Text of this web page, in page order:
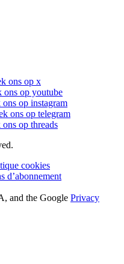
ons op x
ons op youtube
ons op instagram
ons op telegram
op threads
cookies
d’abonnement
and the Google Privacy